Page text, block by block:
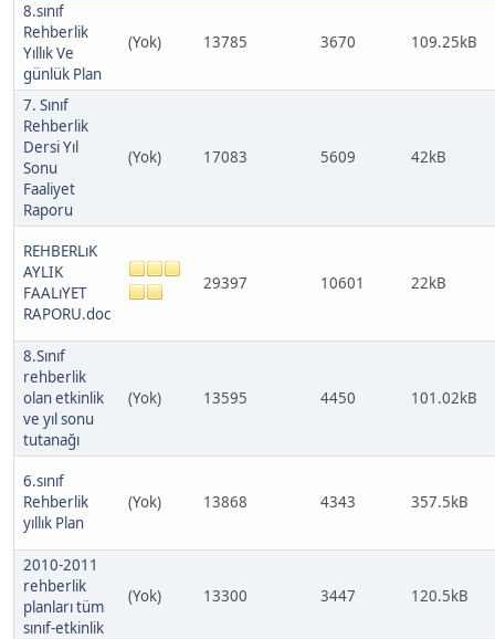
8.sınıf
Rehberlik
Yıllık Ve
günlük Plan
(Yok) 13785 3670 109.25kB
7. Sınıf
Rehberlik
Dersi Yıl
Sonu
Faaliyet
Raporu
(Yok) 17083 5609 42kB
REHBERLıK
AYLIK
FAALıYET
RAPORU.doc
29397 10601 22kB
8.Sınıf
rehberlik
olan etkinlik
ve yıl sonu
tutanağı
(Yok) 13595 4450 101.02kB
6.sınıf
Rehberlik
yıllık Plan
(Yok) 13868 4343 357.5kB
2010-2011
rehberlik
planları tüm
sınıf-etkinlik
(Yok) 13300 3447 120.5kB